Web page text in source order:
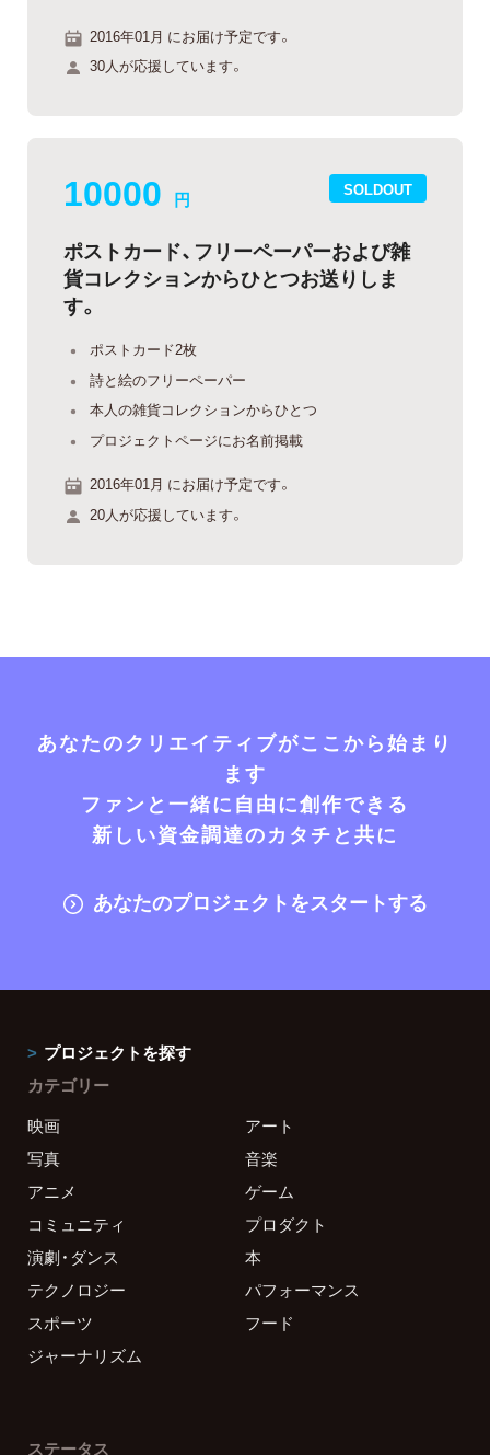
2016年01月 にお届け予定です。
30人が応援しています。
SOLDOUT
10000 円
ポストカード、フリーペーパーおよび雑
貨コレクションからひとつお送りしま
す。
ポストカード2枚
詩と絵のフリーペーパー
本人の雑貨コレクションからひとつ
プロジェクトページにお名前掲載
2016年01月 にお届け予定です。
20人が応援しています。
あなたのクリエイティブがここから始まり
ます
ファンと一緒に自由に創作できる
新しい資金調達のカタチと共に
あなたのプロジェクトをスタートする
プロジェクトを探す
カテゴリー
映画
アート
写真
音楽
アニメ
ゲーム
コミュニティ
プロダクト
演劇・ダンス
本
テクノロジー
パフォーマンス
スポーツ
フード
ジャーナリズム
ステータス